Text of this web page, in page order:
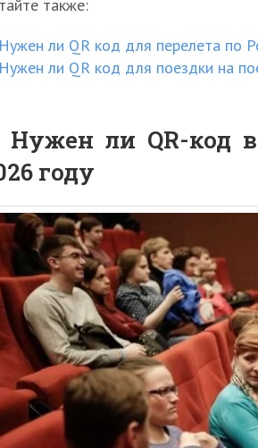
также:
Нужен ли QR код для перелета по
Нужен ли QR код для поездки на
Нужен ли QR-код
году